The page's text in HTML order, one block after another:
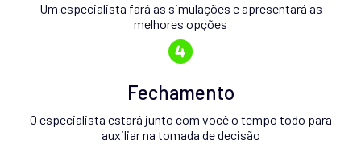
Um especialista fará as simulações e apresentará as
melhores opções
Fechamento
O especialista estará junto com você o tempo todo para
auxiliar na tomada de decisão